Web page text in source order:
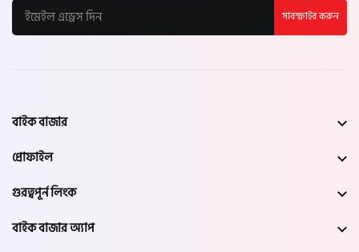
সাবস্ক্রাইব করুন
বাইক বাজার
প্রোফাইল
গুরত্বপূর্ন লিংক
বাইক বাজার অ্যাপ